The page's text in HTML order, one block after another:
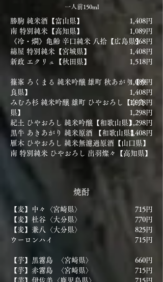
一人前150ml
勝駒 純米酒【富山県】
​南 特別純米【高知県】
《冷・燗》亀齢 辛口純米 八拾【広島県】
綿屋 特別純米【宮城県】
新政 エクリュ【秋田県】
篠峯 ろくまる 純米吟醸 雄町 秋あがり【奈
良県】
みむろ杉 純米吟醸 雄町 ひやおろし【奈良
県】
紀土 ひやおろし 純米吟醸【和歌山県】
黒牛 あきあがり 純米原酒 【和歌山県】
雁木 ひやおろし 純米無濾過原酒【山口県】
南 特別純米 ひやおろし 出羽燦々【高知県】
1,408円
1,089円
968円
1,408円
1,518円
1,089円
1,408円
1,078円
1,298円
1,298円
1,408円
焼酎
【麦】中々〈宮崎県〉
【麦】杜谷〈大分県〉
【麦】兼八〈大分県〉
ウーロンハイ
【芋】黒霧島 〈宮崎県〉
【芋】赤霧島 〈宮崎県〉
【芋】伊佐美〈鹿児島県〉
715円
770円
825円
715円
660円
715円
715円